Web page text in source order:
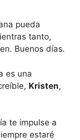
pueda
tanto,
Buenos días.
es una
Kristen,
te impulse a
estaré